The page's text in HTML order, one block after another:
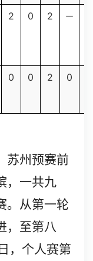
2 0 2 －
0 0 2 0
苏州预赛前
，一共九
。从第一轮
，至第八
日，个人赛第